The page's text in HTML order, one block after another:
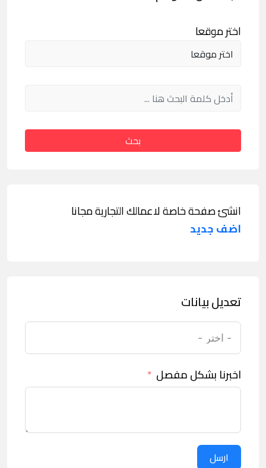
اختر موقعا
بحث
انشئ صفحة خاصة لاعمالك التجارية مجانا
اضف جديد
تعديل بيانات
اخبرنا بشكل مفصل
ارسل